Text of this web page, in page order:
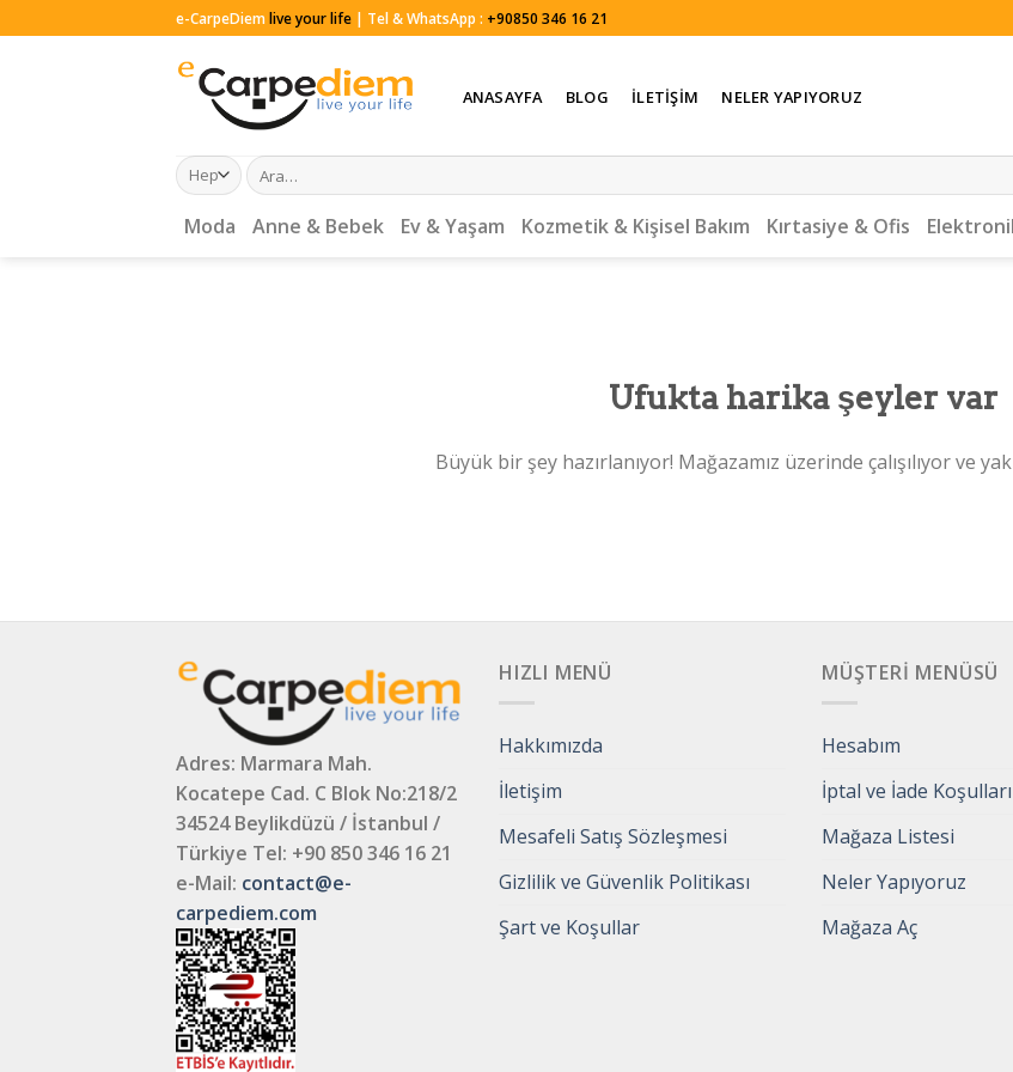
to
e-CarpeDiemlive your life | Tel & WhatsApp : +90850 346 16 21
ANASAYFA BLOG İLETIŞIM NELER YAPIYORUZ
Ara:
Moda Anne & Bebek Ev & Yaşam Kozmetik & Kişisel Bakım Kırtasiye & Ofis
Ufukta harika şeyler var
Büyük bir şey hazırlanıyor! Mağazamız üzerinde çalışılıyor ve
Adres: Marmara Mah.
Kocatepe Cad. C Blok No:218/2
34524 Beylikdüzü / İstanbul /
Türkiye Tel: +90 850 346 16 21
e-Mail: contact@e-
carpediem.com
HIZLI MENÜ
Hakkımızda
İletişim
Mesafeli Satış Sözleşmesi
Gizlilik ve Güvenlik Politikası
Şart ve Koşullar
MÜŞTERI MENÜSÜ
Hesabım
İptal ve İade Koşulları
Mağaza Listesi
Neler Yapıyoruz
Mağaza Aç